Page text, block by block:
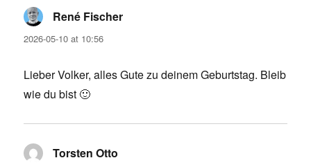
René Fischer
2026-05-10 at 10:56
Lieber Volker, alles Gute zu deinem Geburtstag. Bleib
wie du bist 🙂
Torsten Otto